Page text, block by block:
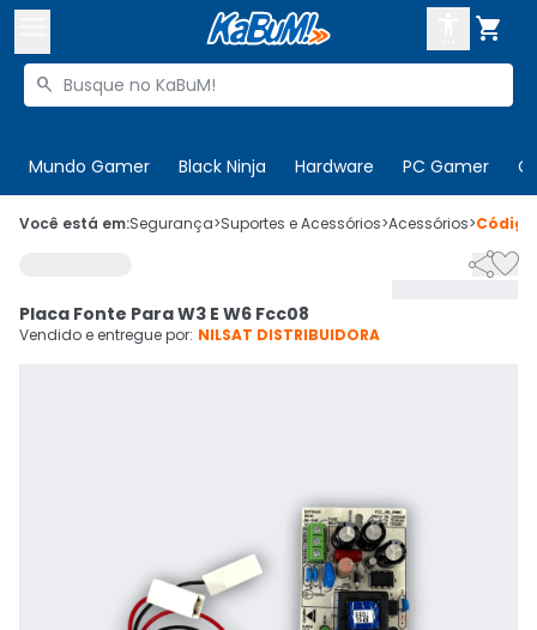

Buscar produtos

Mundo Gamer Black Ninja Hardware PC Gamer
 Olá. Acesse sua conta
Cupons
CADASTRE-SE
Você está em:Segurança>Suportes e Acessórios>Acessórios>

Placa Fonte Para W3 E W6 Fcc08
Vendido e entregue por: NILSAT DISTRIBUIDORA